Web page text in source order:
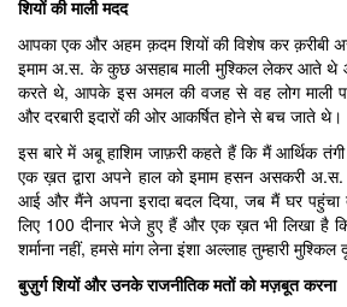
शियों की माली मदद
आपका एक और अहम क़दम शियों की विशेष कर क़रीबी
इमाम अ.स. के कुछ असहाब माली मुश्किल लेकर आते थे
करते थे, आपके इस अमल की वजह से वह लोग माली
और दरबारी इदारों की ओर आकर्षित होने से बच जाते थे।
इस बारे में अबू हाशिम जाफ़री कहते हैं कि मैं आर्थिक
एक ख़त द्वारा अपने हाल को इमाम हसन असकरी
आई और मैंने अपना इरादा बदल दिया, जब मैं घर
लिए 100 दीनार भेजे हुए हैं और एक ख़त भी लिखा है
शर्माना नहीं, हमसे मांग लेना इंशा अल्लाह तुम्हारी मुश्किल
बुज़ुर्ग शियों और उनके राजनीतिक मतों को मज़बूत करना